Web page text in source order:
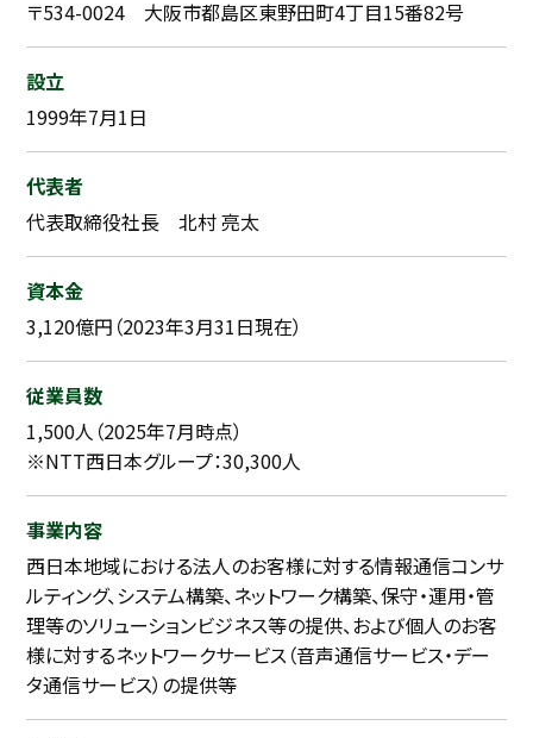
〒534-0024 大阪市都島区東野田町4丁目15番82号
設立
1999年7月1日
代表者
代表取締役社長 北村 亮太
資本金
3,120億円（2023年3月31日現在）
従業員数
1,500人（2025年7月時点）
※NTT西日本グループ：30,300人
事業内容
西日本地域における法人のお客様に対する情報通信コンサ
ルティング、システム構築、ネットワーク構築、保守・運用・管
理等のソリューションビジネス等の提供、および個人のお客
様に対するネットワークサービス（音声通信サービス・デー
タ通信サービス）の提供等